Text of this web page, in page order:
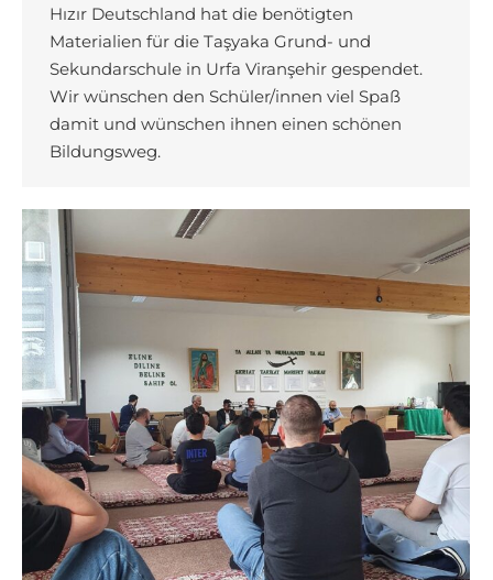
Hızır Deutschland hat die benötigten
Materialien für die Taşyaka Grund- und
Sekundarschule in Urfa Viranşehir gespendet.
Wir wünschen den Schüler/innen viel Spaß
damit und wünschen ihnen einen schönen
Bildungsweg.